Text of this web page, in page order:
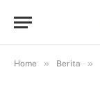
Home » Berita »